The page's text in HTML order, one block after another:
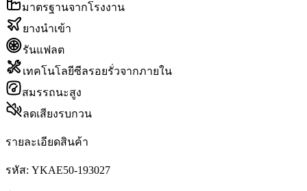
มาตรฐานจากโรงงาน
ยางนำเข้า
รันแฟลต
เทคโนโลยีซีลรอยรั่วจากภายใน
สมรรถนะสูง
ลดเสียงรบกวน
รายละเอียดสินค้า
รหัส: YKAE50-193027